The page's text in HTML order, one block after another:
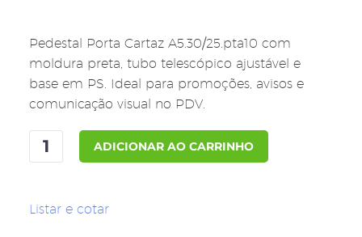
Pedestal Porta Cartaz A5.30/25.pta10 com
moldura preta, tubo telescópico ajustável e
base em PS. Ideal para promoções, avisos e
comunicação visual no PDV.
Pedestal
Porta
A5
ADICIONAR AO CARRINHO
Listar e cotar